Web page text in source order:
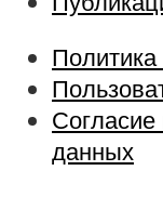
данных